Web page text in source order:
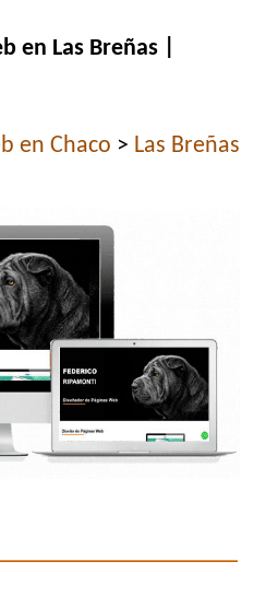
en Las Breñas |
en Chaco > Las Breñas